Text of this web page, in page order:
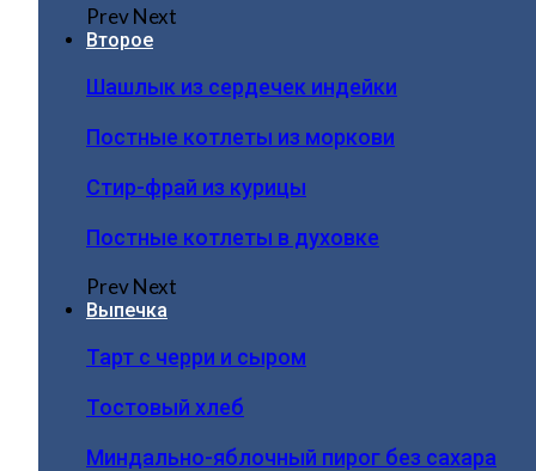
PrevNext
Второе
Шашлык из сердечек индейки
Постные котлеты из моркови
Стир-фрай из курицы
Постные котлеты в духовке
PrevNext
Выпечка
Тарт с черри и сыром
Тостовый хлеб
Миндально-яблочный пирог без сахара